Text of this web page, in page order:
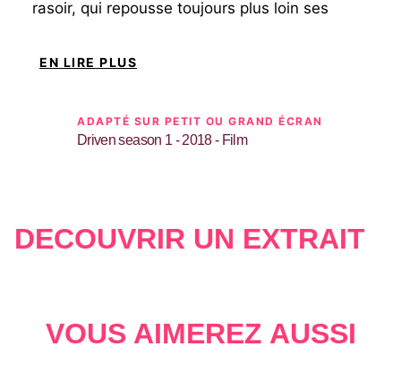
rasoir, qui repousse toujours plus loin ses
EN LIRE PLUS
ADAPTÉ SUR PETIT OU GRAND ÉCRAN
Driven season 1 - 2018 - Film
DÉCOUVRIR UN EXTRAIT
VOUS AIMEREZ AUSSI